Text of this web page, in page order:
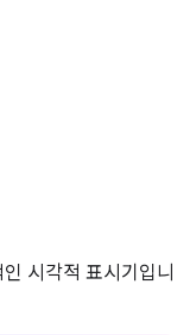
시각적 표시기입니